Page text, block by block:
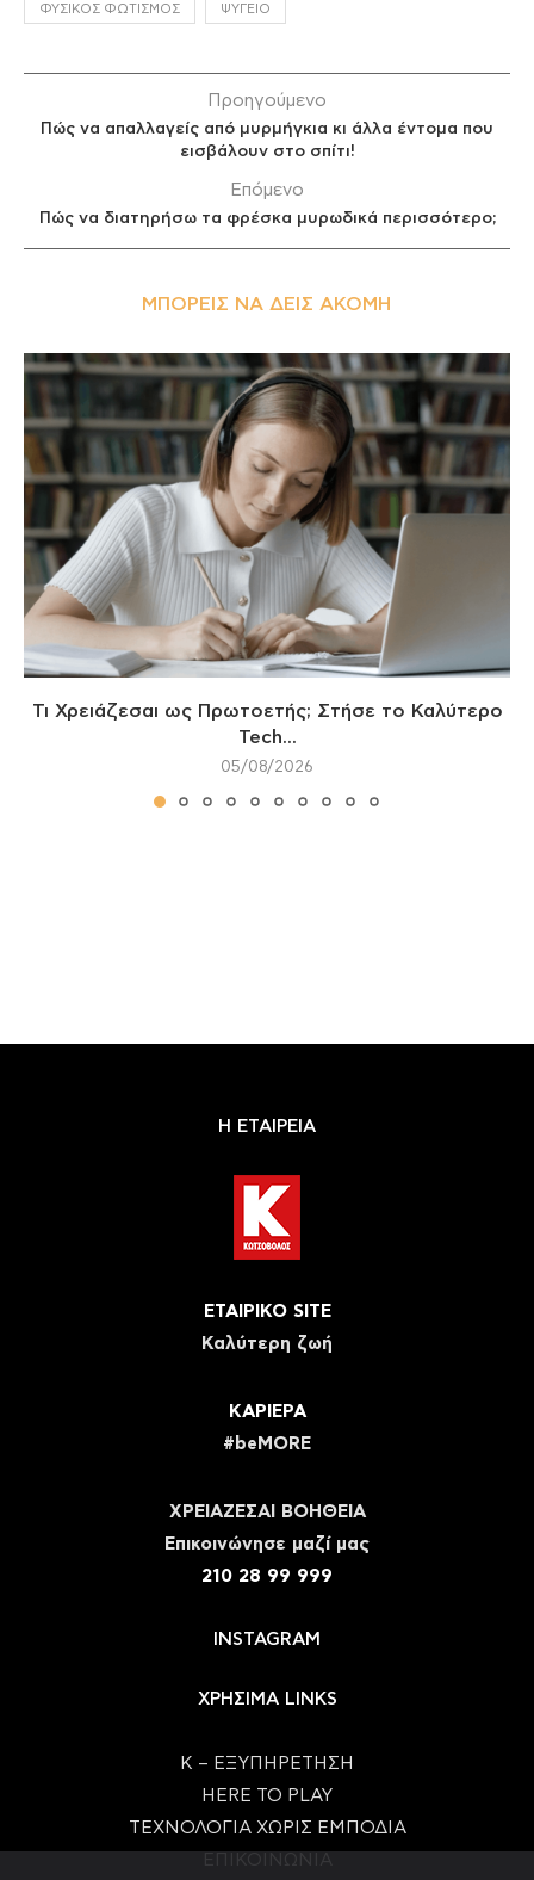
ΦΥΣΙΚΌΣ ΦΩΤΙΣΜΌΣ ΨΥΓΕΊΟ
Προηγούμενο
Πώς να απαλλαγείς από μυρμήγκια κι άλλα έντομα που
εισβάλουν στο σπίτι!
Επόμενο
Πώς να διατηρήσω τα φρέσκα μυρωδικά περισσότερο;
ΜΠΟΡΕΊΣ ΝΑ ΔΕΙΣ ΑΚΌΜΗ
Τι Χρειάζεσαι ως Πρωτοετής; Στήσε το Καλύτερο
Tech...
05/08/2026
Η ΕΤΑΙΡΕΙΑ
ΕΤΑΙΡΙΚΟ SITE
Καλύτερη ζωή
ΚΑΡΙΕΡΑ
#beMORE
ΧΡΕΙΑΖΕΣΑΙ ΒΟΗΘΕΙΑ
Eπικοινώνησε μαζί μας
210 28 99 999
INSTAGRAM
ΧΡΗΣΙΜΑ LINKS
Κ – ΕΞΥΠΗΡΕΤΗΣΗ
HERE TO PLAY
ΤΕΧΝΟΛΟΓΙΑ ΧΩΡΙΣ ΕΜΠΟΔΙΑ